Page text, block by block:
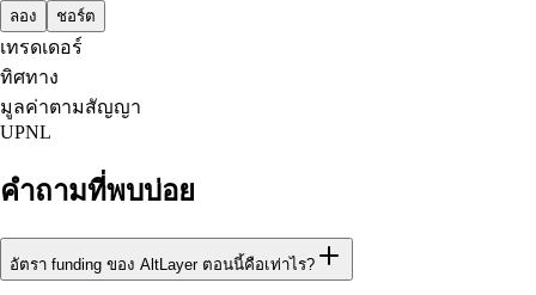
ลอง ชอร์ต
เทรดเดอร์
ทิศทาง
มูลค่าตามสัญญา
UPNL
คำถามที่พบบ่อย
อัตรา funding ของ AltLayer ตอนนี้คือเท่าไร?